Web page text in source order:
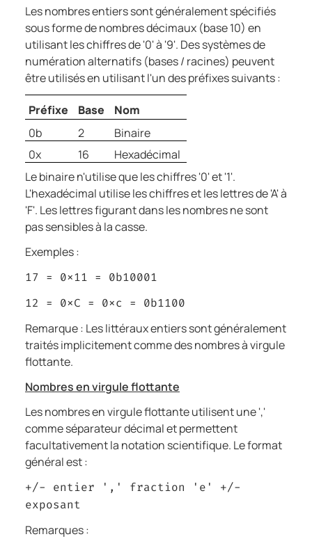
Les nombres entiers sont généralement spécifiés
sous forme de nombres décimaux (base 10) en
utilisant les chiffres de '0' à '9'. Des systèmes de
numération alternatifs (bases / racines) peuvent
être utilisés en utilisant l'un des préfixes suivants :
Préfixe Base
Nom
0b
2
Binaire
0x
16
Hexadécimal
Le binaire n'utilise que les chiffres '0' et '1'.
L'hexadécimal utilise les chiffres et les lettres de 'A' à
'F'. Les lettres figurant dans les nombres ne sont
pas sensibles à la casse.
Exemples :
17 = 0x11 = 0b10001
12 = 0xC = 0xc = 0b1100
Remarque : Les littéraux entiers sont généralement
traités implicitement comme des nombres à virgule
flottante.
Nombres en virgule flottante
Les nombres en virgule flottante utilisent une ','
comme séparateur décimal et permettent
facultativement la notation scientifique. Le format
général est :
+/- entier ',' fraction 'e' +/-
exposant
Remarques :